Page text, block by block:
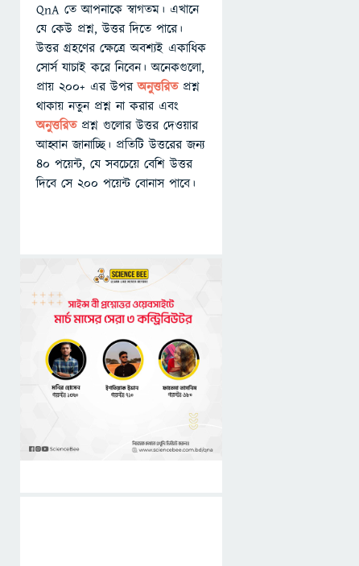
QnA তে আপনাকে স্বাগতম। এখানে
যে কেউ প্রশ্ন, উত্তর দিতে পারে।
উত্তর গ্রহণের ক্ষেত্রে অবশ্যই একাধিক
সোর্স যাচাই করে নিবেন। অনেকগুলো,
প্রায় ২০০+ এর উপরঅনুত্তরিতপ্রশ্ন
থাকায় নতুন প্রশ্ন না করার এবং
অনুত্তরিত প্রশ্ন গুলোর উত্তর দেওয়ার
আহ্বান জানাচ্ছি। প্রতিটি উত্তরের জন্য
৪০ পয়েন্ট, যে সবচেয়ে বেশি উত্তর
দিবে সে ২০০ পয়েন্ট বোনাস পাবে।